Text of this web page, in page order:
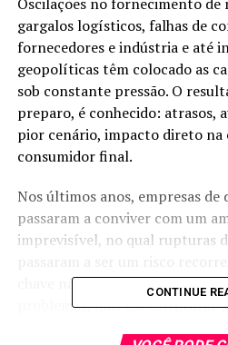
gargalos logísticos, falhas de
fornecedores e indústria e até
geopolíticas têm colocado as
sob constante pressão. O
preparo, é conhecido: atrasos,
pior cenário, impacto direto na
consumidor final.
Nos últimos anos, empresas
passaram a conviver com um
imprevisível, no qual rupturas
chave não está apenas em
problemas, mas em estruturar
CONTINUE